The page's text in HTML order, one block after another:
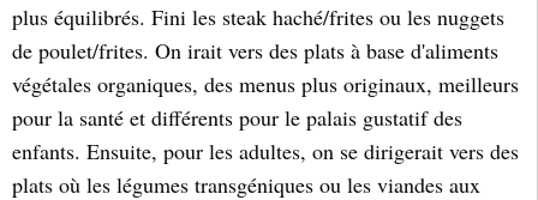
plus équilibrés. Fini les steak haché/frites ou les nuggets
de poulet/frites. On irait vers des plats à base d'aliments
végétales organiques, des menus plus originaux, meilleurs
pour la santé et différents pour le palais gustatif des
enfants. Ensuite, pour les adultes, on se dirigerait vers des
plats où les légumes transgéniques ou les viandes aux